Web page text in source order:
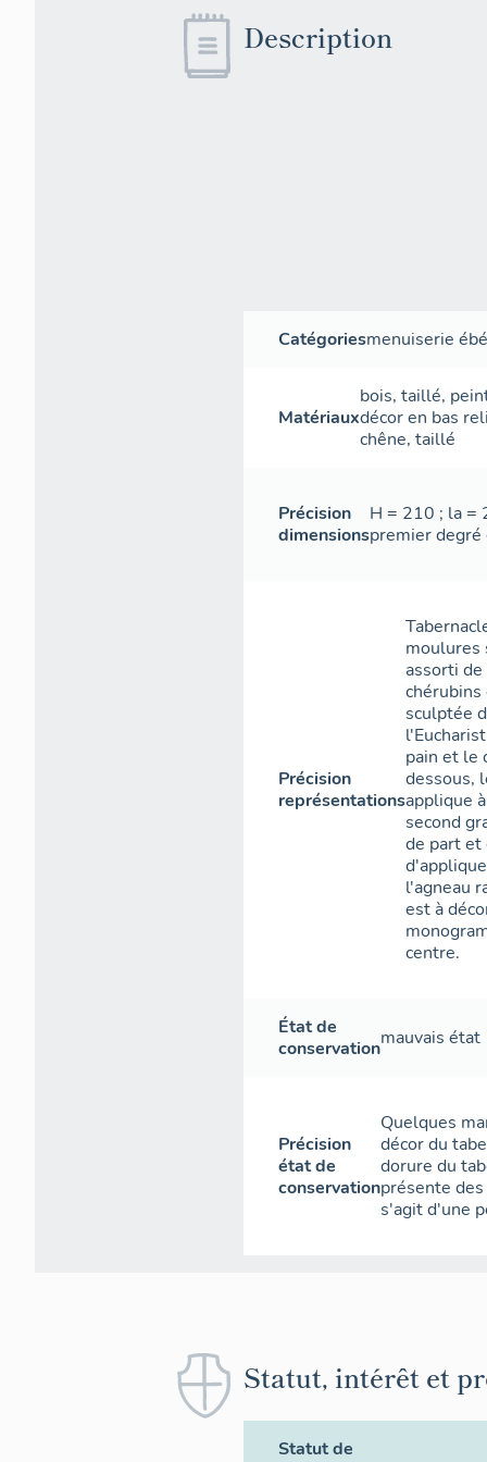
Description
Catégoriesmenuiserie
Matériaux
bois, taillé,
décor en bas
chêne, taillé
Précision
dimensions
H = 210 ; la =
premier
Précision
représentations
moulures
assorti
sculptée
pain et le
dessous,
applique
second
de part et
l'agneau
est à
centre.
État de
conservationmauvais état
Précision
état de
conservation
Quelques
décor du
dorure du
présente
s'agit d'une
Statut, intérêt et
Statut de